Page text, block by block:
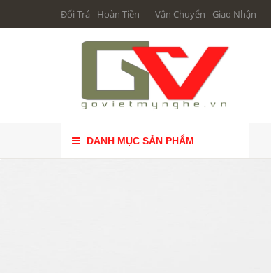
Đổi Trả - Hoàn Tiền Vận Chuyển - Giao Nhận
DANH MỤC SẢN PHẨM